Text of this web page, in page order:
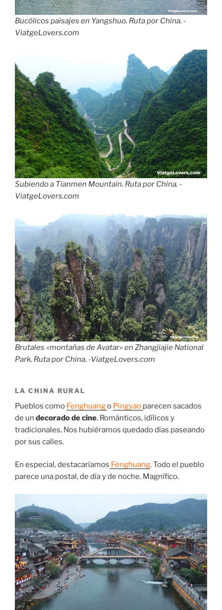
Bucólicos paisajes en Yangshuo. Ruta por China. -
ViatgeLovers.com
Subiendo a Tianmen Mountain. Ruta por China. -
ViatgeLovers.com
Brutales «montañas de Avatar» en Zhangjiajie National
Park. Ruta por China. -ViatgeLovers.com
LA CHINA RURAL
Pueblos como Fenghuango Pingyao parecen sacados
de un decorado de cine. Románticos, idílicos y
tradicionales. Nos hubiéramos quedado días paseando
por sus calles.
En especial, destacaríamos Fenghuang. Todo el pueblo
parece una postal, de día y de noche. Magnífico.